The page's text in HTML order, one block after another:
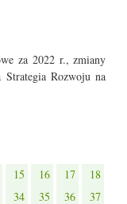
za 2022 r., zmiany
Rozwoju na
15 16 17
18
34 35 36
37